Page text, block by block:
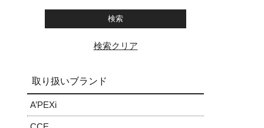
検索クリア
取り扱いブランド
A’PEXi